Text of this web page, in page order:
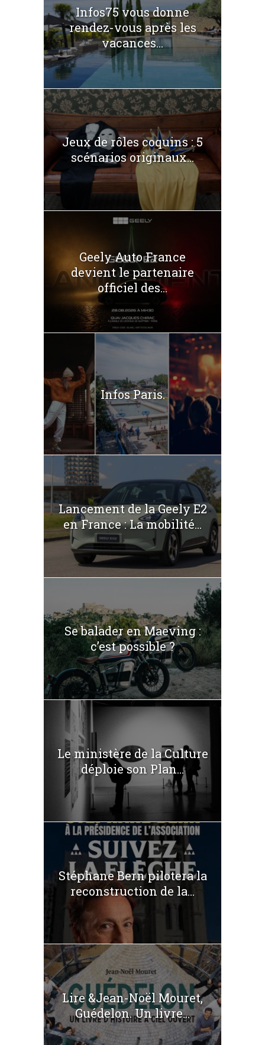
Infos75 vous donne
rendez-vous après les
vacances...
Jeux de rôles coquins : 5
scénarios originaux...
Geely Auto France
devient le partenaire
officiel des...
Infos Paris.
Lancement de la Geely E2
en France : La mobilité...
Se balader en Maeving :
c’est possible ?
Le ministère de la Culture
déploie son Plan...
Stéphane Bern pilotera la
reconstruction de la...
Lire &Jean-Noël Mouret,
Guédelon. Un livre...